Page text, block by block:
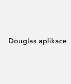
Douglas aplikace